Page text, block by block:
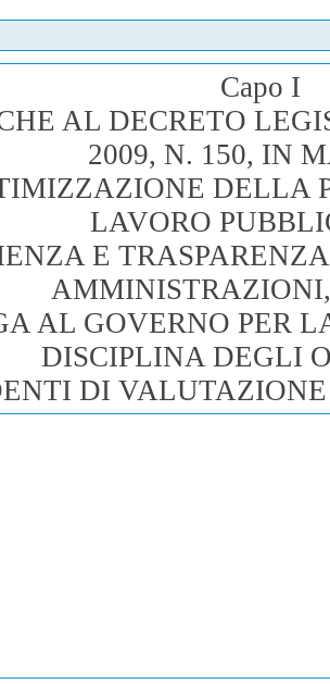
Capo I
AL DECRETO
2009, N. 150, IN
DELLA
LAVORO
E
AL GOVERNO PER
DISCIPLINA DEGLI
DI